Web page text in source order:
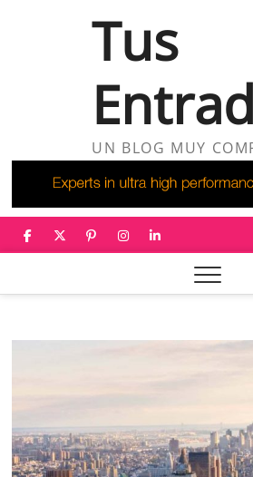
Tus
UN BLOG MUY
facebook
twitter
pinterest
instagram
linkedin